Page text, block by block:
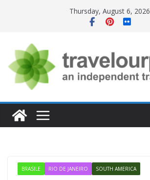
Thursday, August 6, 2026
BRASILE RIO DE JANEIRO SOUTH AMERICA